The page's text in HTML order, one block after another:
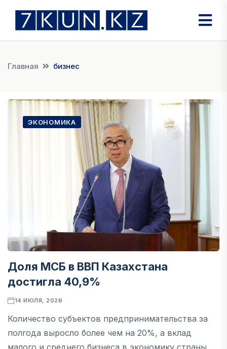
Главная бизнес
ЭКОНОМИКА
Доля МСБ в ВВП Казахстана
достигла 40,9%
14 ИЮЛЯ, 2026
Количество субъектов предпринимательства за
полгода выросло более чем на 20%, а вклад
малого и среднего бизнеса в экономику страны